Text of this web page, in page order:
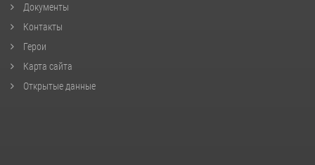
Документы
Контакты
Герои
Карта сайта
Открытые данные